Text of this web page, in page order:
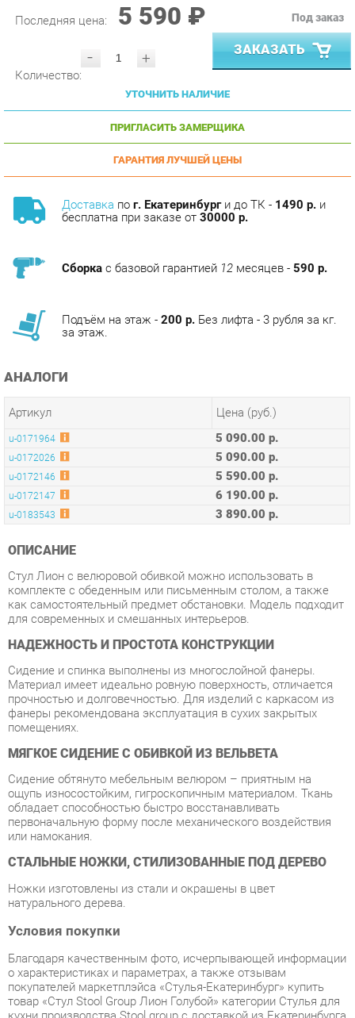
- +
ЗАКАЗАТЬ
УТОЧНИТЬ НАЛИЧИЕ
ПРИГЛАСИТЬ ЗАМЕРЩИКА
ГАРАНТИЯ ЛУЧШЕЙ ЦЕНЫ
пог. Екатеринбурги до ТК -
бесплатна при заказе от30000 р.
с базовой гарантией месяцев -
Подъём на этаж -200 р.Без лифта - 3 рубля за кг.
АНАЛОГИ
u-0172026 5 090.00 р.
u-0172147 6 190.00 р.
u-0183543 3 890.00 р.
ОПИСАНИЕ
Стул Лион с велюровой обивкой можно использовать в
как самостоятельный предмет обстановки. Модель подходит
НАДЕЖНОСТЬ И ПРОСТОТА КОНСТРУКЦИИ
Сидение и спинка выполнены из многослойной фанеры.
Материал имеет идеально ровную поверхность, отличается
прочностью и долговечностью. Для изделий с каркасом из
фанеры рекомендована эксплуатация в сухих закрытых
помещениях.
МЯГКОЕ СИДЕНИЕ С ОБИВКОЙ ИЗ ВЕЛЬВЕТА
Сидение обтянуто мебельным велюром – приятным на
ощупь износостойким, гигроскопичным материалом. Ткань
обладает способностью быстро восстанавливать
первоначальную форму после механического воздействия
или намокания.
СТАЛЬНЫЕ НОЖКИ, СТИЛИЗОВАННЫЕ ПОД ДЕРЕВО
Ножки изготовлены из стали и окрашены в цвет
натурального дерева.
Условия покупки
Благодаря качественным фото, исчерпывающей информации
о характеристиках и параметрах, а также отзывам
товар «Стул Stool Group Лион Голубой» категории Стулья для
по цене со скидкой и гарантией от производителя не
составит труда.
Мы отправляем заказы в доставку ежедневно. Товары из
ассортимента в наличии на складе в Екатеринбурге вы